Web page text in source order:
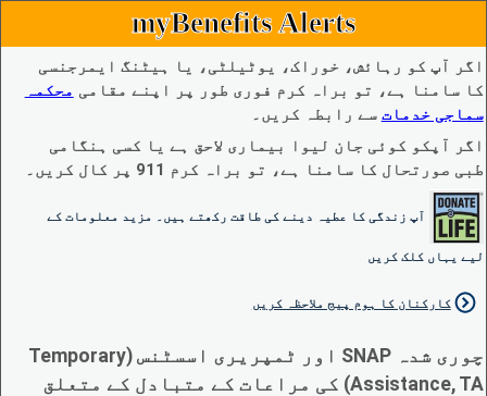
myBenefits Alerts
اگر آپ کو رہائش، خوراک، یوٹیلٹی، یا ہیٹنگ ایمرجنسی
کا سامنا ہے، تو براہ کرم فوری طور پر اپنے مقامی محکمہ
سماجی خدمات سے رابطہ کریں۔
اگر آپکو کوئی جان لیوا بیماری لاحق ہے یا کسی ہنگامی
طبی صورتحال کا سامنا ہے، تو براہ کرم 911 پر کال کریں۔
آپ زندگی کا عطیہ دینے کی طاقت رکھتے ہیں۔ مزید معلومات کے
لیے یہاں کلک کریں
کارکنان کا ہوم پیج ملاحظہ کریں
چوری شدہ SNAP اور ٹمپریری اسسٹنس (Temporary
Assistance, TA) کی مراعات کے متبادل کے متعلق